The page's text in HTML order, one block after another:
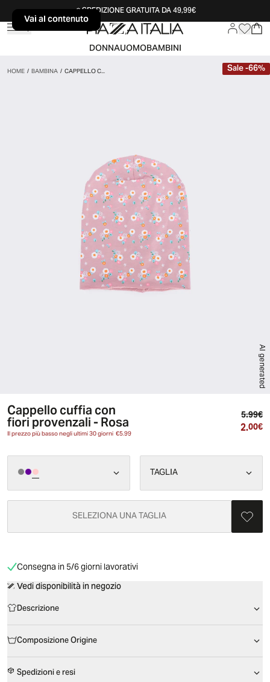
Vai al contenutoSPEDIZIONE GRATUITA DA 49,99€
DONNAUOMOBAMBINI
HOME/BAMBINA/CAPPELLO C...
AI generated
Sale-66%
Cappello cuffia con
fiori provenzali - Rosa
Il prezzo più basso negli ultimi 30 giorni€5.99
5.99€
2.00€
TAGLIA
SELEZIONA UNA TAGLIA
Consegna in 5/6 giorni lavorativi
Vedi disponibilità in negozio
Descrizione
Composizione Origine
Spedizioni e resi
Vai al contenuto